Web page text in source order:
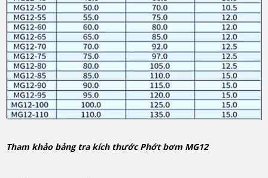
Tham khảo bảng tra kích thước Phớt bơm MG12